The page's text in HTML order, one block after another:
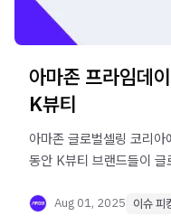
아마존 프라임데
K뷰티
아마존 글로벌셀링 코리
동안 K뷰티 브랜드들이
Aug 01, 2025 이슈 피